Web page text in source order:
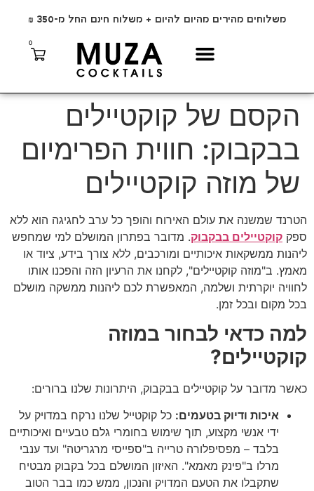
משלוחים מהירים מהיום להיום + משלוח חינם החל מ-350 ₪
0
הקסם של קוקטיילים
בבקבוק: חווית הפרימיום
של מוזה קוקטיילים
הטרנד שמשנה את עולם האירוח והופך כל ערב לחגיגה הוא ללא
ספק קוקטיילים בבקבוק. מדובר בפתרון המושלם למי שמחפש
ליהנות ממשקאות איכותיים ומורכבים, ללא צורך בידע, ציוד או
מאמץ. ב"מוזה קוקטיילים", לקחנו את הרעיון הזה והפכנו אותו
לחוויה יוקרתית ושלמה, המאפשרת לכם ליהנות ממשקה מושלם
בכל מקום ובכל זמן.
למה כדאי לבחור במוזה
קוקטיילים?
כאשר מדובר על קוקטיילים בבקבוק, היתרונות שלנו ברורים:
איכות ודיוק בטעמים: כל קוקטייל שלנו נרקח במדויק על
ידי אנשי מקצוע, תוך שימוש בחומרי גלם טבעיים ואיכותיים
בלבד – מפסיפלורה טרייה ב"ספייסי מרגריטה" ועד ענבי
מרלו ב"פינק מאמא". האיזון המושלם בכל בקבוק מבטיח
שתקבלו את הטעם המדויק והנכון, ממש כמו בבר הטוב